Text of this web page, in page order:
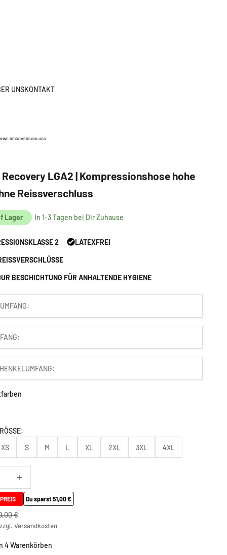
UNSKONTAKT
REISSVERSCHLUSS
Recovery LGA2 | Kompressionshose hohe
Reissverschluss
Lager In 1-3 Tagen bei Dir Zuhause
2 LATEXFREI
BESCHICHTUNG FÜR ANHALTENDE HYGIENE
XS
S M L XL 2XL 3XL 4XL
Du sparst 51,00 €
Preis
€
Versandkosten
4Warenkörben